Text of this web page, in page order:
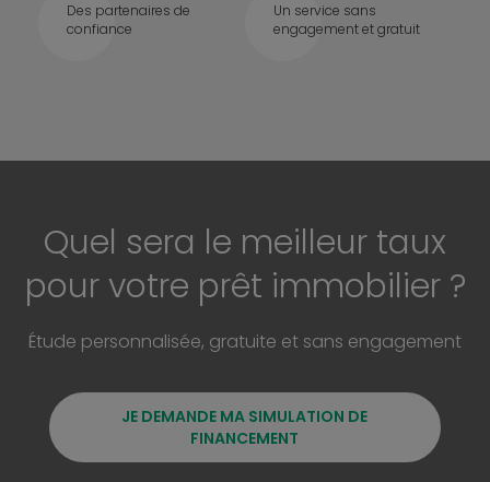
Des partenaires de
confiance
Un service sans
engagement et gratuit
Quel sera le meilleur taux
pour votre prêt immobilier ?
Étude personnalisée, gratuite et sans engagement
JE DEMANDE MA SIMULATION DE
FINANCEMENT